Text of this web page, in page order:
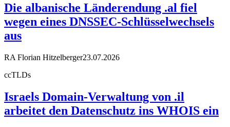
Die albanische Länderendung .al fiel
wegen eines DNSSEC-Schlüsselwechsels
aus
RA Florian Hitzelberger23.07.2026
ccTLDs
Israels Domain-Verwaltung von .il
arbeitet den Datenschutz ins WHOIS ein